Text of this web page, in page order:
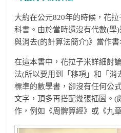
大約在公元820年的時候，花
科書。由於當時還沒有代數(學
與消去(的計算法簡介)》當作書
在這本書中，花拉子米詳細討
法(所以要用到「移項」和「消
標準的數學書，卻沒有任何公
文字，頂多再搭配幾張插圖。(
作，例如《周髀算經》或《九